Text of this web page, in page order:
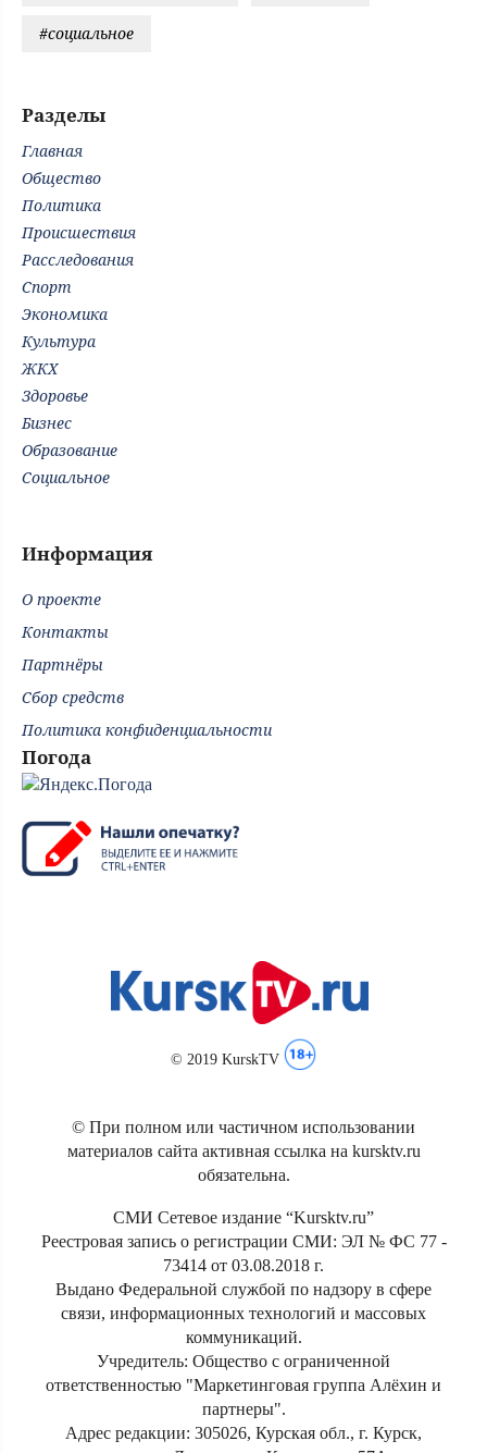
#социальное
Разделы
Главная
Общество
Политика
Происшествия
Расследования
Спорт
Экономика
Культура
ЖКХ
Здоровье
Бизнес
Образование
Социальное
Информация
О проекте
Контакты
Партнёры
Сбор средств
Политика конфиденциальности
Погода
© 2019 KurskTV
© При полном или частичном использовании
материалов сайта активная ссылка на kursktv.ru
обязательна.
СМИ Сетевое издание “Kursktv.ru”
Реестровая запись о регистрации СМИ: ЭЛ № ФС 77 -
73414 от 03.08.2018 г.
Выдано Федеральной службой по надзору в сфере
связи, информационных технологий и массовых
коммуникаций.
Учредитель: Общество с ограниченной
ответственностью "Маркетинговая группа Алёхин и
партнеры".
Адрес редакции: 305026, Курская обл., г. Курск,